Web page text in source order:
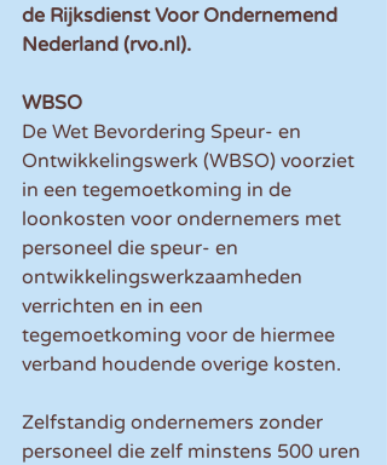
de Rijksdienst Voor Ondernemend
Nederland (rvo.nl).
WBSO
De Wet Bevordering Speur- en
Ontwikkelingswerk (WBSO) voorziet
in een tegemoetkoming in de
loonkosten voor ondernemers met
personeel die speur- en
ontwikkelingswerkzaamheden
verrichten en in een
tegemoetkoming voor de hiermee
verband houdende overige kosten.
Zelfstandig ondernemers zonder
personeel die zelf minstens 500 uren